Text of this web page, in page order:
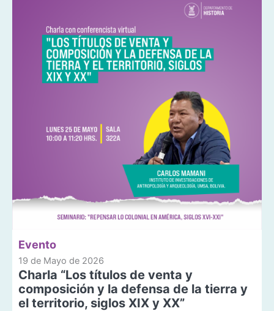
Evento
19 de Mayo de 2026
Charla “Los títulos de venta y
composición y la defensa de la tierra y
el territorio, siglos XIX y XX”